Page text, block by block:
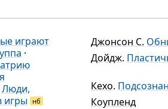
играют
·
Люди,
игры нб
Джонсон С.
Дойдж.
Кехо.
Коупленд